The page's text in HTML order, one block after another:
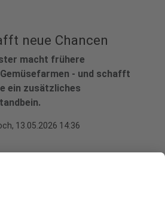
neue Chancen
macht frühere
- und schafft
ein zusätzliches
13.05.2026 14:36